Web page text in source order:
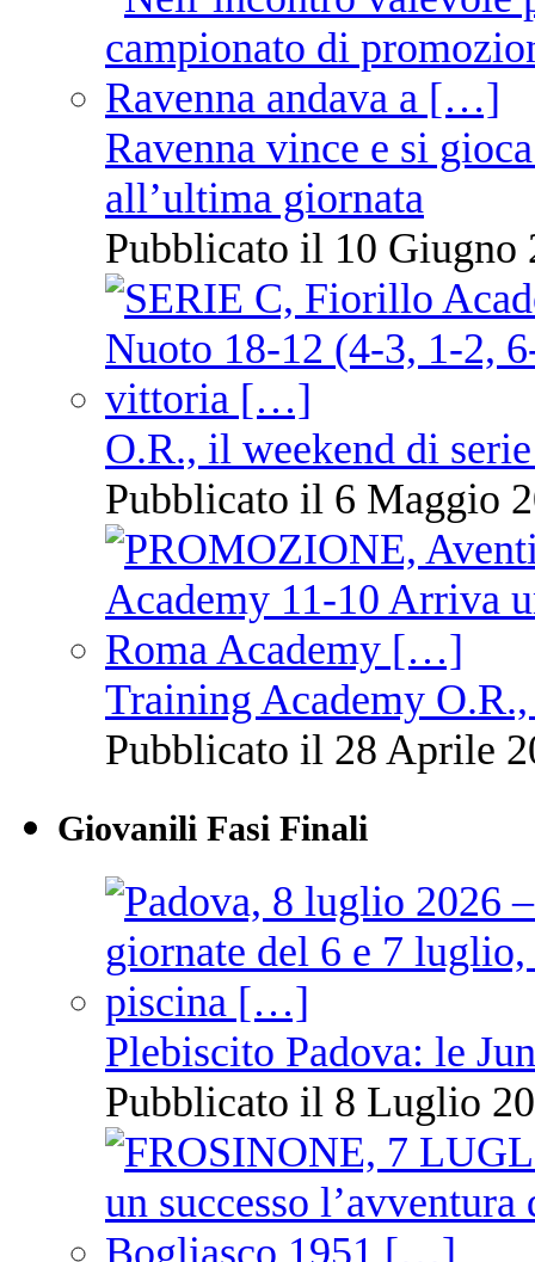
Ravenna vince e si
all’ultima giornata
Pubblicato il 10 Giugno
O.R., il weekend di
Pubblicato il 6 Maggio
Training Academy
Pubblicato il 28 Aprile
Giovanili Fasi Finali
Plebiscito Padova: le
Pubblicato il 8 Luglio